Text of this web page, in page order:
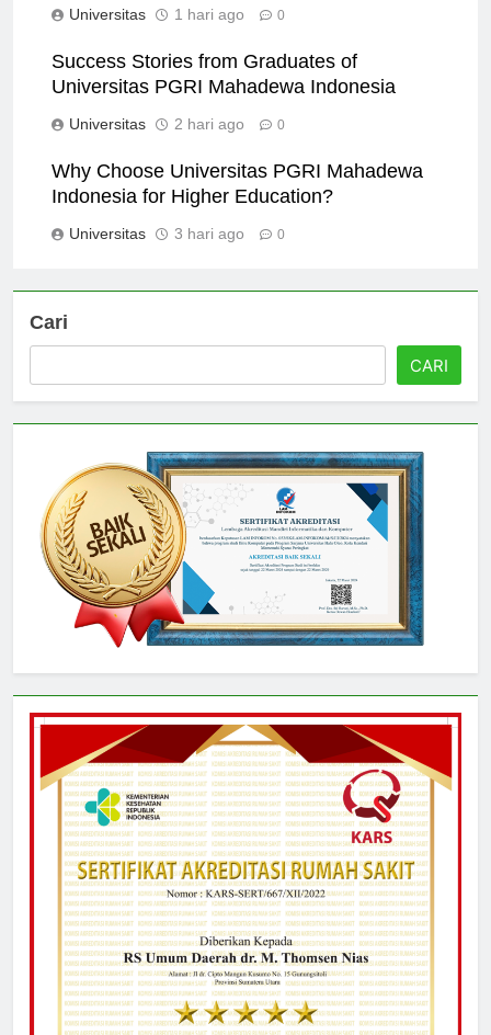
Universitas 1 hari ago 0
Success Stories from Graduates of
Universitas PGRI Mahadewa Indonesia
Universitas 2 hari ago 0
Why Choose Universitas PGRI Mahadewa
Indonesia for Higher Education?
Universitas 3 hari ago 0
Cari
CARI